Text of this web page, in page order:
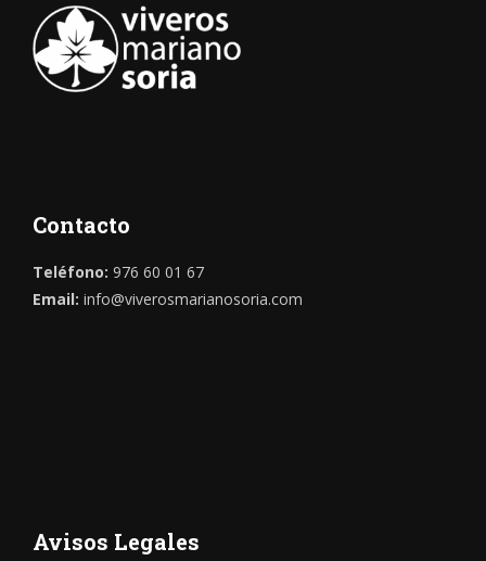
Contacto
Teléfono: 976 60 01 67
Email: info@viverosmarianosoria.com
Avisos Legales